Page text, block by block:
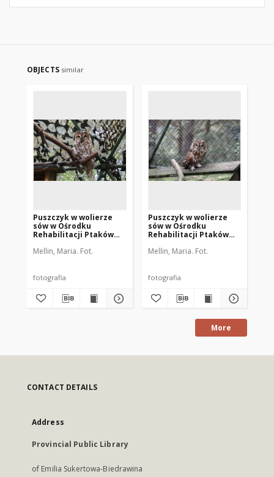
OBJECTS similar
Puszczyk w wolierze
sów w Ośrodku
Rehabilitacji Ptaków
[4]
Mellin, Maria. Fot.
fotografia
Puszczyk w wolierze
sów w Ośrodku
Rehabilitacji Ptaków
[1]
Mellin, Maria. Fot.
fotografia
More
CONTACT DETAILS
Address
Provincial Public Library
of Emilia Sukertowa-Biedrawina